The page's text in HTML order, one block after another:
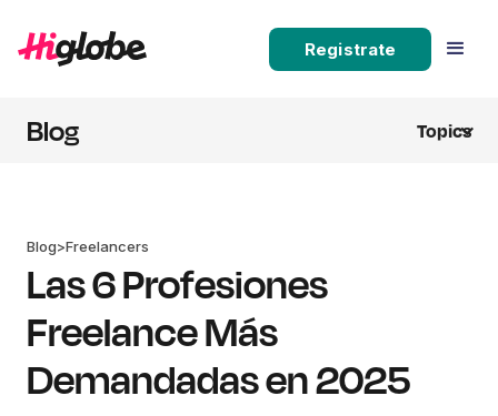
Registrate
Blog Topics
Blog>Freelancers
Las 6 Profesiones
Freelance Más
Demandadas en 2025